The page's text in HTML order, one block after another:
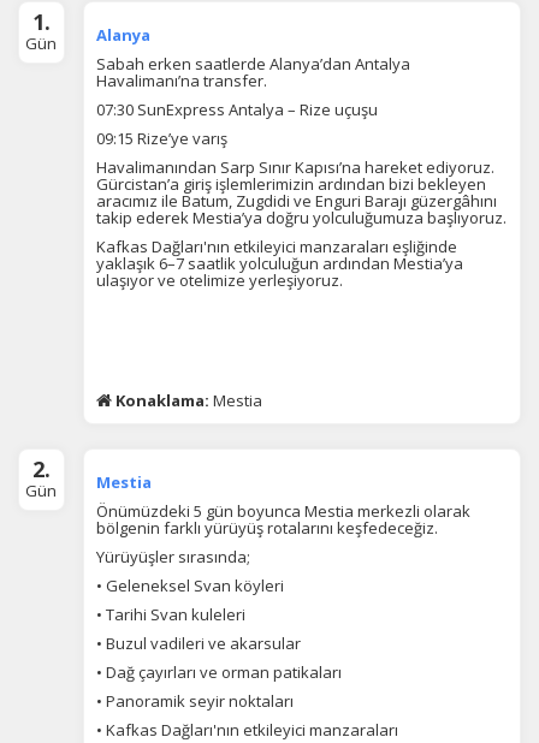
1.
Gün
Alanya
Sabah erken saatlerde Alanya’dan Antalya
Havalimanı’na transfer.
07:30 SunExpress Antalya – Rize uçuşu
09:15 Rize’ye varış
Havalimanından Sarp Sınır Kapısı’na hareket ediyoruz.
Gürcistan’a giriş işlemlerimizin ardından bizi bekleyen
aracımız ile Batum, Zugdidi ve Enguri Barajı güzergâhını
takip ederek Mestia’ya doğru yolculuğumuza başlıyoruz.
Kafkas Dağları'nın etkileyici manzaraları eşliğinde
yaklaşık 6–7 saatlik yolculuğun ardından Mestia’ya
ulaşıyor ve otelimize yerleşiyoruz.
Konaklama: Mestia
2.
Gün
Mestia
Önümüzdeki 5 gün boyunca Mestia merkezli olarak
bölgenin farklı yürüyüş rotalarını keşfedeceğiz.
Yürüyüşler sırasında;
• Geleneksel Svan köyleri
• Tarihi Svan kuleleri
• Buzul vadileri ve akarsular
• Dağ çayırları ve orman patikaları
• Panoramik seyir noktaları
• Kafkas Dağları'nın etkileyici manzaraları